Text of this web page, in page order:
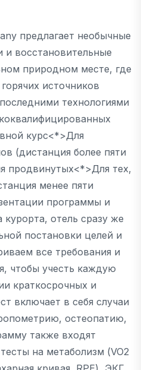
предлагает необычные
и восстановительные
природном месте, где
источников
технологиями
курс<*>Для
(дистанция более пяти
продвинутых<*>Для тех,
менее пяти
программы и
курорта, отель сразу же
постановки целей и
все требования и
чтобы учесть каждую
краткосрочных и
включает в себя случаи
остеопатию,
также входят
на метаболизм (VO2